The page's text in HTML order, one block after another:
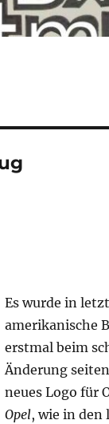
Es wurde in
amerikanische
erstmal beim
Änderung
neues Logo für
Opel, wie in den